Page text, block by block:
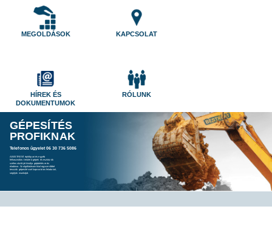
MEGOLDÁSOK KAPCSOLAT
HÍREK ÉS
DOKUMENTUMOK
RÓLUNK
GÉPESÍTÉS
PROFIKNAK
Telefonos ügyelet 06 30 736 5086
A BESTRENT építőipari és egyéb
felhasználási területű gépek és eszközök
széles skáláját kínálja gépbérlésre és
eladásra. Szolgáltatásainkkal egyszerűbbé
tesszük gépesítéssel kapcsolatos feladatait,
segítjük munkáját.